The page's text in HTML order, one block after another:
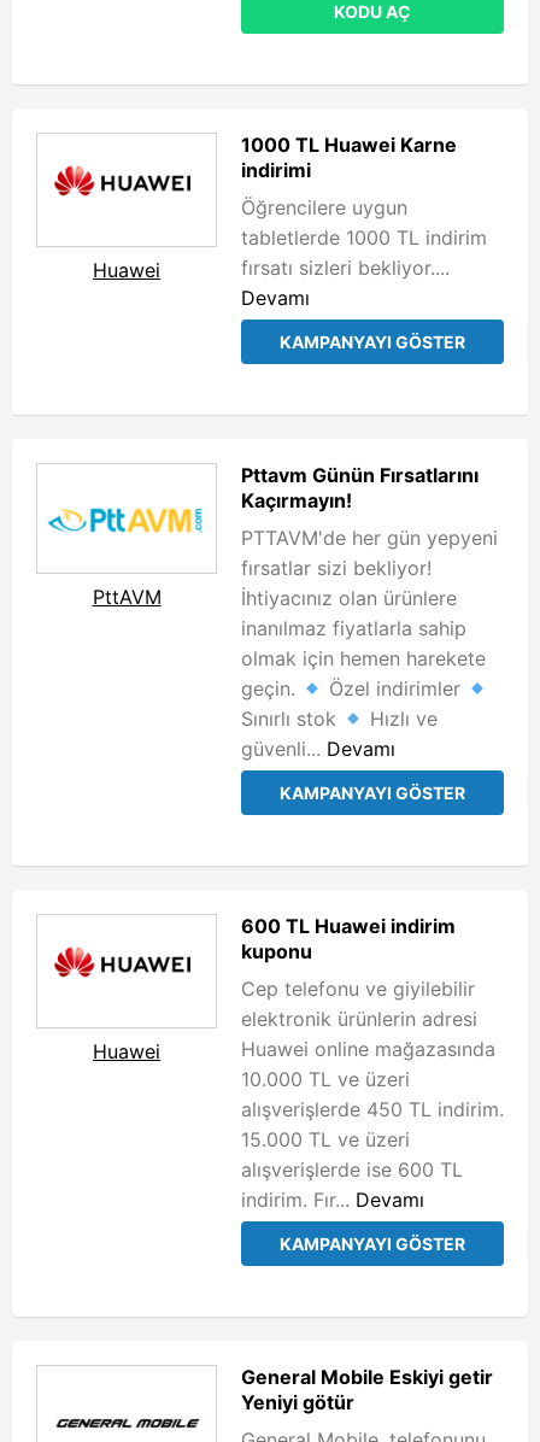
KODU AÇ
Huawei
1000 TL Huawei Karne
indirimi
Öğrencilere uygun
tabletlerde 1000 TL indirim
fırsatı sizleri bekliyor....
Devamı
KAMPANYAYI GÖSTER
PttAVM
Pttavm Günün Fırsatlarını
Kaçırmayın!
PTTAVM'de her gün yepyeni
fırsatlar sizi bekliyor!
İhtiyacınız olan ürünlere
inanılmaz fiyatlarla sahip
olmak için hemen harekete
geçin.
Özel indirimler
Sınırlı stok
Hızlı ve
güvenli... Devamı
KAMPANYAYI GÖSTER
Huawei
600 TL Huawei indirim
kuponu
Cep telefonu ve giyilebilir
elektronik ürünlerin adresi
Huawei online mağazasında
10.000 TL ve üzeri
alışverişlerde 450 TL indirim.
15.000 TL ve üzeri
alışverişlerde ise 600 TL
indirim. Fır... Devamı
KAMPANYAYI GÖSTER
General Mobile Eskiyi getir
Yeniyi götür